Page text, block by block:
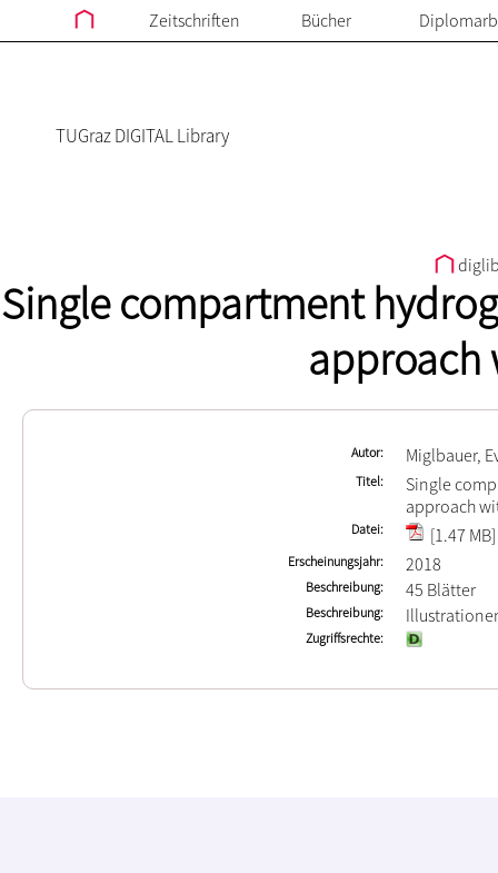
Zeitschriften Bücher
TUGraz DIGITAL Library
Single compartment
approach
Autor Miglbauer,
Titel
Single
approach
Datei [1.47 MB]
Erscheinungsjahr 2018
Beschreibung 45 Blätter
Beschreibung
Zugriffsrechte